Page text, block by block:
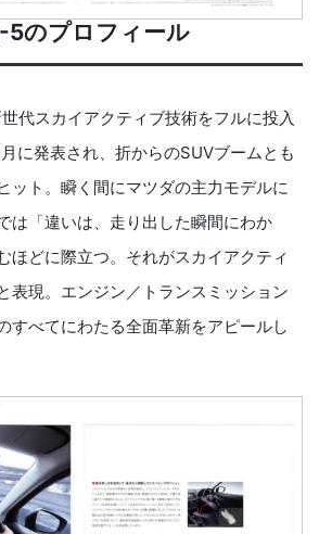
5のプロフィール
代スカイアクティブ技術をフルに投入
に発表され、折からのSUVブームとも
ット。瞬く間にマツダの主力モデルに
は「違いは、走り出した瞬間にわか
ほどに際立つ。それがスカイアクティ
表現。エンジン／トランスミッション
すべてにわたる全面革新をアピールし